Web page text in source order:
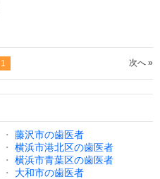
1 次へ »
・
藤沢市の歯医者
・
横浜市港北区の歯医者
・
横浜市青葉区の歯医者
・ 大和市の歯医者